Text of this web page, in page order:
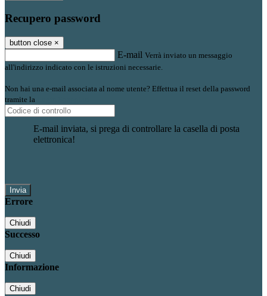
Recupero password
button close ×
E-mail Verrà inviato un messaggio
all'indirizzo indicato con le istruzioni necessarie.
Non hai una e-mail associata al nome utente? Effettua il reset della password
tramite la
E-mail inviata, si prega di controllare la casella di posta
elettronica!
Errore
Chiudi
Successo
Chiudi
Informazione
Chiudi